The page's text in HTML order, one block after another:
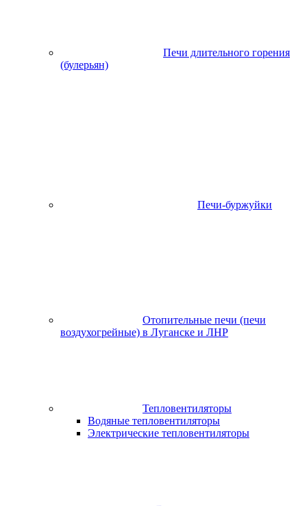
Печи длительного горения
(булерьян)
Печи-буржуйки
Отопительные печи (печи
воздухогрейные) в Луганске и ЛНР
Тепловентиляторы
Водяные тепловентиляторы
Электрические тепловентиляторы